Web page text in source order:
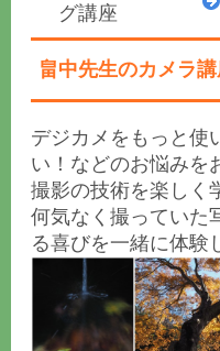
グ講座
畠中先生のカメラ
デジカメをもっと使
い！などのお悩みを
撮影の技術を楽しく
何気なく撮っていた
る喜びを一緒に体験